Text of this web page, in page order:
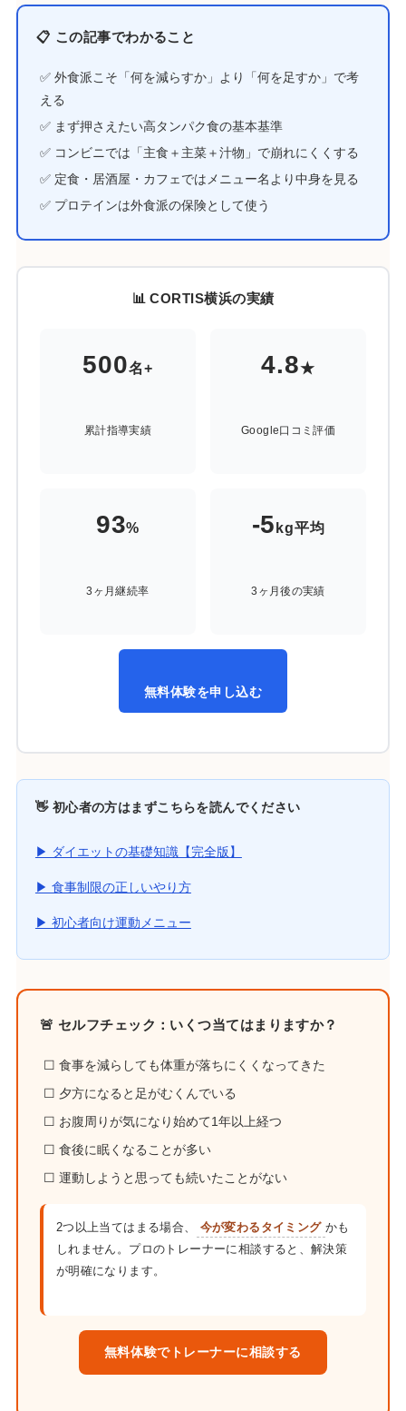
📋 この記事でわかること
✅ 外食派こそ「何を減らすか」より「何を足すか」で考
える
✅ まず押さえたい高タンパク食の基本基準
✅ コンビニでは「主食＋主菜＋汁物」で崩れにくくする
✅ 定食・居酒屋・カフェではメニュー名より中身を見る
✅ プロテインは外食派の保険として使う
📊 CORTIS横浜の実績
500名+
累計指導実績
4.8★
Google口コミ評価
93%
3ヶ月継続率
-5 kg平均
3ヶ月後の実績
無料体験を申し込む
👋 初心者の方はまずこちらを読んでください
▶ ダイエットの基礎知識【完全版】
▶ 食事制限の正しいやり方
▶ 初心者向け運動メニュー
🚨 セルフチェック：いくつ当てはまりますか？
☐ 食事を減らしても体重が落ちにくくなってきた
☐ 夕方になると足がむくんでいる
☐ お腹周りが気になり始めて1年以上経つ
☐ 食後に眠くなることが多い
☐ 運動しようと思っても続いたことがない
2つ以上当てはまる場合、 今が変わるタイミング かも
しれません。プロのトレーナーに相談すると、解決策
が明確になります。
無料体験でトレーナーに相談する